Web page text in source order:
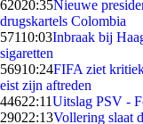
62020:35Nieuwe
drugskartels Colombia
57110:03Inbraak bij
sigaretten
56910:24FIFA ziet
eist zijn aftreden
44622:11Uitslag PSV -
29022:13Vollering slaat